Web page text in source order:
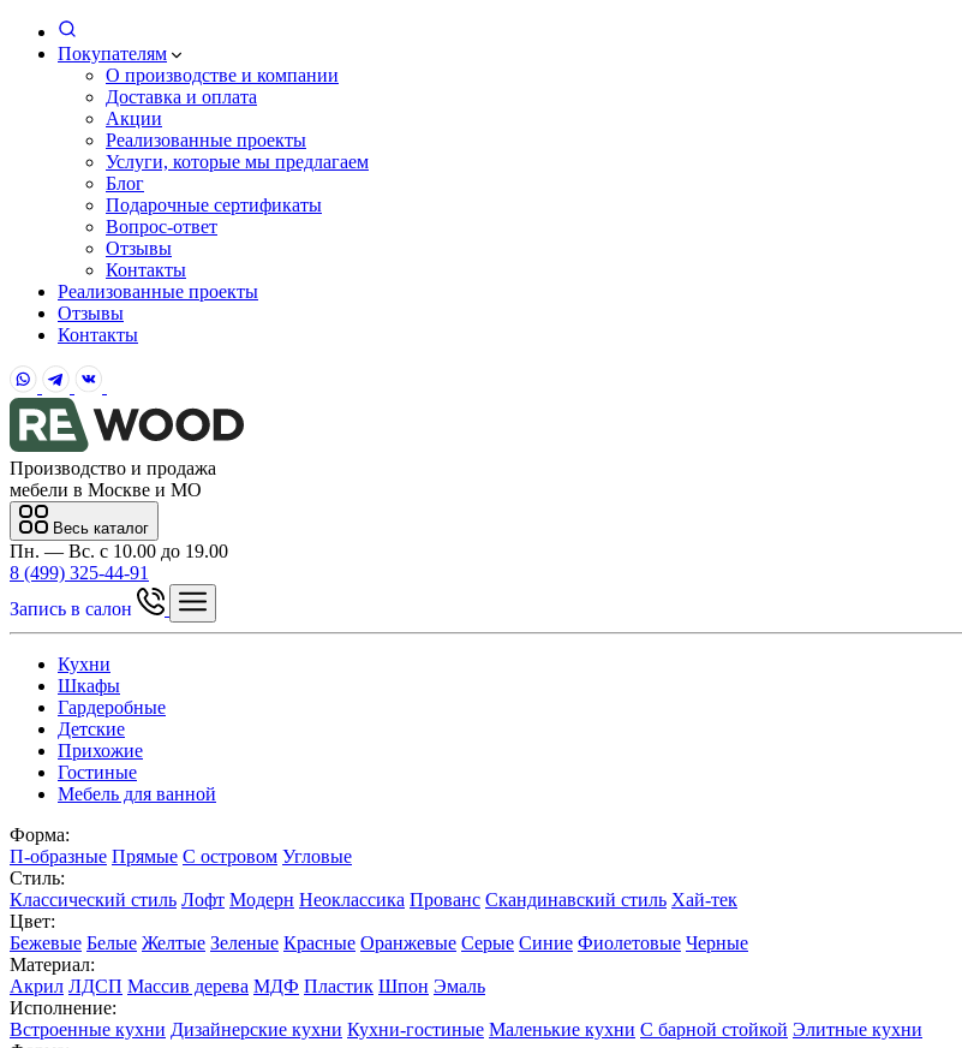
Покупателям
О производстве и компании
Доставка и оплата
Акции
Реализованные проекты
Услуги, которые мы предлагаем
Блог
Подарочные сертификаты
Вопрос-ответ
Отзывы
Контакты
Реализованные проекты
Отзывы
Контакты
Производство и продажа
мебели в Москве и МО
Весь каталог
Пн. — Вс. с 10.00 до 19.00
8 (499) 325-44-91
Запись в салон
Кухни
Шкафы
Гардеробные
Детские
Прихожие
Гостиные
Мебель для ванной
Форма:
П-образные Прямые С островом Угловые
Стиль:
Классический стиль Лофт Модерн Неоклассика Прованс Скандинавский стиль Хай-тек
Цвет:
Бежевые Белые Желтые Зеленые Красные Оранжевые Серые Синие Фиолетовые Черные
Материал:
Акрил ЛДСП Массив дерева МДФ Пластик Шпон Эмаль
Исполнение:
Встроенные кухни Дизайнерские кухни Кухни-гостиные Маленькие кухни С барной стойкой Элитные кухни